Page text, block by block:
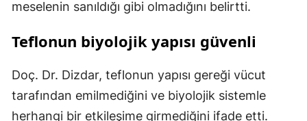
meselenin sanıldığı gibi olmadığını belirtti.
Teflonun biyolojik yapısı güvenli
Doç. Dr. Dizdar, teflonun yapısı gereği vücut
tarafından emilmediğini ve biyolojik sistemle
herhangi bir etkileşime girmediğini ifade etti.